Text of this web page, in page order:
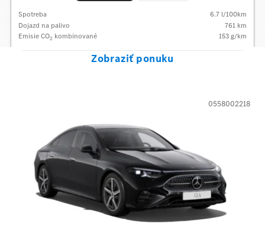
Spotreba 6.7 l/100km
Dojazd na palivo
761 km
Emisie CO2 kombinované 153g/km
Zobraziť ponuku
0558002218